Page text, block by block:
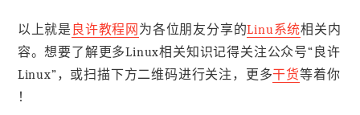
以上就是 良许教程网 为各位朋友分享的Linu系统相关内
容。想要了解更多Linux相关知识记得关注公众号“良许
Linux”，或扫描下方二维码进行关注，更多干货等着你
！